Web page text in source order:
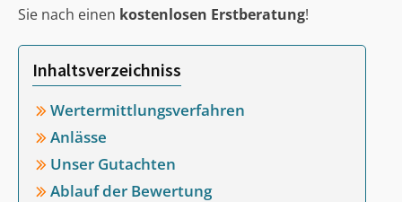
Sie nach einen kostenlosen Erstberatung!
Inhaltsverzeichniss
Wertermittlungsverfahren
Anlässe
Unser Gutachten
Ablauf der Bewertung